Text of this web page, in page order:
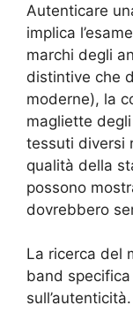
Autenticare
implica
marchi degli
distintive che
moderne), la
magliette
tessuti diversi
qualità della
possono
dovrebbero
La ricerca del
band
sull’autenticità.